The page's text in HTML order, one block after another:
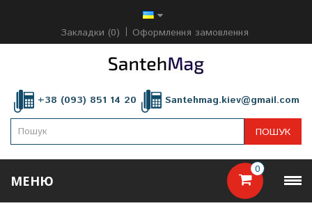
Закладки (0) Оформлення замовлення
+38 (093) 851 14 20 Santehmag.kiev@gmail.com
0
ПОШУК
МЕНЮ